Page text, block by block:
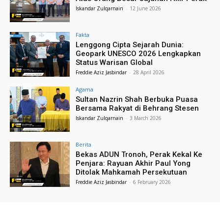
Iskandar Zulqarnain - 12 June 2026
Fakta
Lenggong Cipta Sejarah Dunia:
Geopark UNESCO 2026 Lengkapkan
Status Warisan Global
Freddie Aziz Jasbindar - 28 April 2026
Agama
Sultan Nazrin Shah Berbuka Puasa
Bersama Rakyat di Behrang Stesen
Iskandar Zulqarnain - 3 March 2026
Berita
Bekas ADUN Tronoh, Perak Kekal Ke
Penjara: Rayuan Akhir Paul Yong
Ditolak Mahkamah Persekutuan
Freddie Aziz Jasbindar - 6 February 2026